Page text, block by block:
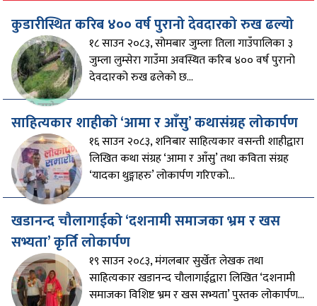
कुडारीस्थित करिब ४०० वर्ष पुरानो देवदारको रुख ढल्यो
१८ साउन २०८३, सोमबार जुम्लाः तिला गाउँपालिका ३
जुम्ला लुम्सेरा गाउँमा अवस्थित करिब ४०० वर्ष पुरानो
देवदारको रुख ढलेको छ...
साहित्यकार शाहीको ‘आमा र आँसु’ कथासंग्रह लोकार्पण
१६ साउन २०८३, शनिबार साहित्यकार वसन्ती शाहीद्वारा
लिखित कथा संग्रह ‘आमा र आँसु’ तथा कविता संग्रह
‘यादका थुङ्गाहरु’ लोकार्पण गरिएको...
खडानन्द चौलागाईको ‘दशनामी समाजका भ्रम र खस
सभ्यता’ कृर्ति लाेकार्पण
१९ साउन २०८३, मंगलबार सुर्खेतः लेखक तथा
साहित्यकार खडानन्द चौलागाईद्वारा लिखित ‘दशनामी
समाजका विशिष्ट भ्रम र खस सभ्यता’ पुस्तक लोकार्पण...